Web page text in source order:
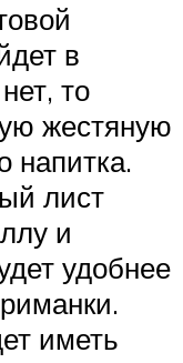
в
то
жестяную
напитка.
лист
и
удобнее
иметь